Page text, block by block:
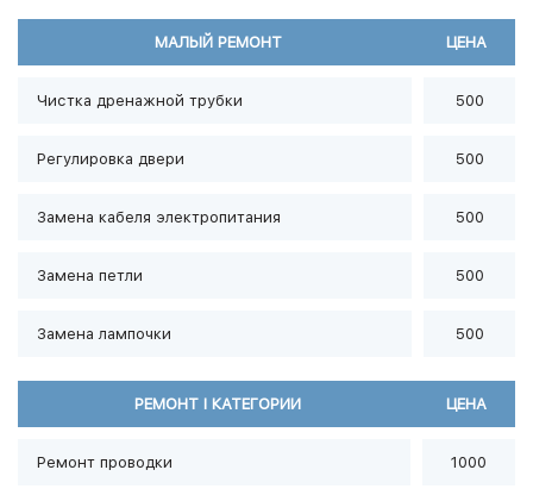
МАЛЫЙ РЕМОНТ ЦЕНА
Чистка дренажной трубки 500
Регулировка двери 500
Замена кабеля электропитания 500
Замена петли 500
Замена лампочки 500
РЕМОНТ I КАТЕГОРИИ ЦЕНА
Ремонт проводки 1000